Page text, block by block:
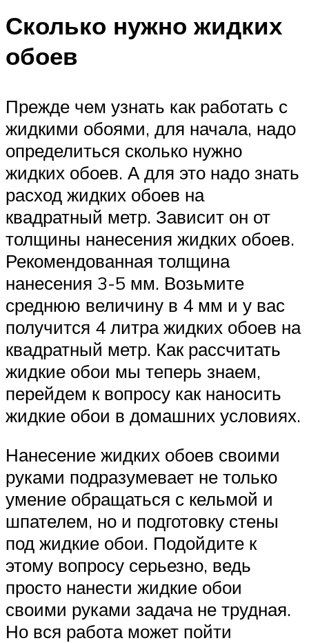
Сколько нужно жидких
обоев
Прежде чем узнать как работать с
жидкими обоями, для начала, надо
определиться сколько нужно
жидких обоев. А для это надо знать
расход жидких обоев на
квадратный метр. Зависит он от
толщины нанесения жидких обоев.
Рекомендованная толщина
нанесения 3-5 мм. Возьмите
среднюю величину в 4 мм и у вас
получится 4 литра жидких обоев на
квадратный метр. Как рассчитать
жидкие обои мы теперь знаем,
перейдем к вопросу как наносить
жидкие обои в домашних условиях.
Нанесение жидких обоев своими
руками подразумевает не только
умение обращаться с кельмой и
шпателем, но и подготовку стены
под жидкие обои. Подойдите к
этому вопросу серьезно, ведь
просто нанести жидкие обои
своими руками задача не трудная.
Но вся работа может пойти